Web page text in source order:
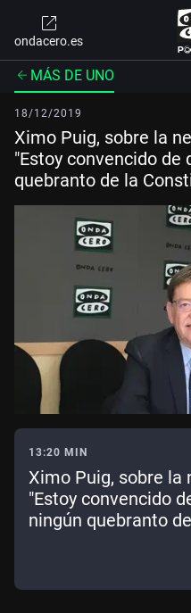
ondacero.es
MÁS DE UNO
18/12/2019
Ximo Puig, sobre la
"Estoy convencido de
quebranto de la
13:20 MIN
Ximo Puig, sobre la
"Estoy convencido
ningún quebranto